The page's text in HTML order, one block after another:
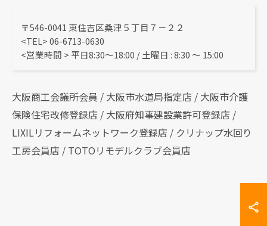
〒546-0041 東住吉区桑津５丁目７－２２
<TEL> 06-6713-0630
<営業時間 > 平日8:30～18:00 / 土曜日 : 8:30 ～ 15:00
大阪商工会議所会員 / 大阪市水道局指定店 / 大阪市介護
保険住宅改修登録店 / 大阪府知事建設業許可登録店 /
LIXILリフォームネットワーク登録店 / クリナップ水回り
工房会員店 / TOTOリモデルクラブ会員店